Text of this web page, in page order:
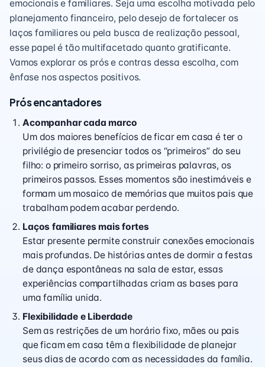
emocionais e familiares. Seja uma escolha motivada pelo
planejamento financeiro, pelo desejo de fortalecer os
laços familiares ou pela busca de realização pessoal,
esse papel é tão multifacetado quanto gratificante.
Vamos explorar os prós e contras dessa escolha, com
ênfase nos aspectos positivos.
Prós encantadores
Acompanhar cada marco
Um dos maiores benefícios de ficar em casa é ter o
privilégio de presenciar todos os “primeiros” do seu
filho: o primeiro sorriso, as primeiras palavras, os
primeiros passos. Esses momentos são inestimáveis e
formam um mosaico de memórias que muitos pais que
trabalham podem acabar perdendo.
Laços familiares mais fortes
Estar presente permite construir conexões emocionais
mais profundas. De histórias antes de dormir a festas
de dança espontâneas na sala de estar, essas
experiências compartilhadas criam as bases para
uma família unida.
Flexibilidade e Liberdade
Sem as restrições de um horário fixo, mães ou pais
que ficam em casa têm a flexibilidade de planejar
seus dias de acordo com as necessidades da família.